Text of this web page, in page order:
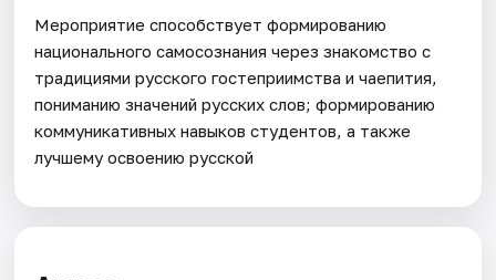
Мероприятие способствует формированию
национального самосознания через знакомство с
традициями русского гостеприимства и чаепития,
пониманию значений русских слов; формированию
коммуникативных навыков студентов, а также
лучшему освоению русской